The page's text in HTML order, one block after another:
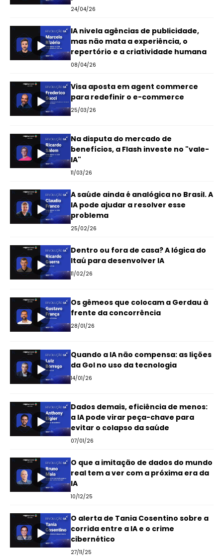
24/04/26
IA nivela agências de publicidade,
mas não mata a experiência, o
repertório e a criatividade humana
08/04/26
Visa aposta em agent commerce
para redefinir o e-commerce
25/03/26
Na disputa do mercado de
benefícios, a Flash investe no "vale-
IA"
11/03/26
A saúde ainda é analógica no Brasil. A
IA pode ajudar a resolver esse
problema
25/02/26
Dentro ou fora de casa? A lógica do
Itaú para desenvolver IA
11/02/26
Os gêmeos que colocam a Gerdau à
frente da concorrência
28/01/26
Quando a IA não compensa: as lições
da Gol no uso da tecnologia
14/01/26
Dados demais, eficiência de menos:
a IA pode virar peça-chave para
evitar o colapso da saúde
07/01/26
O que a imitação de dados do mundo
real tem a ver com a próxima era da
IA
10/12/25
O alerta de Tania Cosentino sobre a
corrida entre a IA e o crime
cibernético
27/11/25